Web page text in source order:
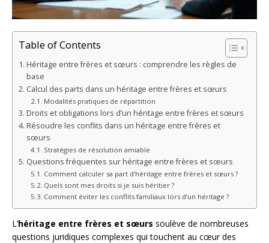
Table of Contents
Héritage entre frères et sœurs : comprendre les règles de
base
Calcul des parts dans un héritage entre frères et sœurs
Modalités pratiques de répartition
Droits et obligations lors d’un héritage entre frères et sœurs
Résoudre les conflits dans un héritage entre frères et
sœurs
Stratégies de résolution amiable
Questions fréquentes sur héritage entre frères et sœurs
Comment calculer sa part d’héritage entre frères et sœurs ?
Quels sont mes droits si je suis héritier ?
Comment éviter les conflits familiaux lors d’un héritage ?
L’héritage entre frères et sœurs soulève de nombreuses
questions juridiques complexes qui touchent au cœur des